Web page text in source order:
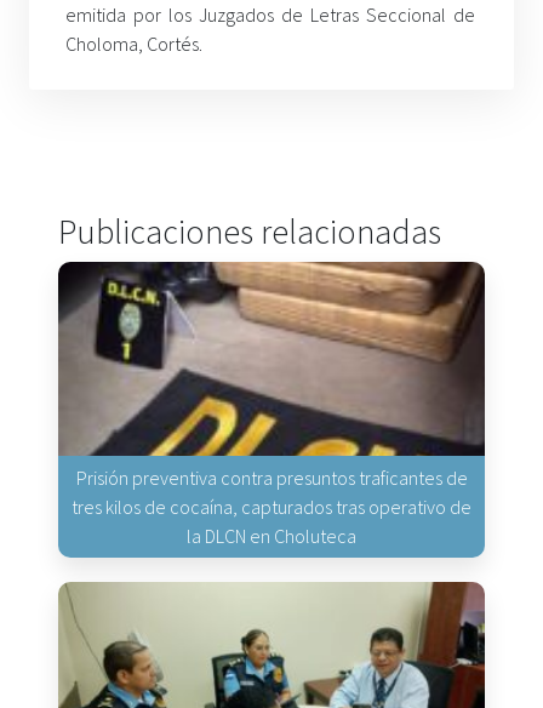
emitida por los Juzgados de Letras Seccional de
Choloma, Cortés.
Publicaciones relacionadas
Prisión preventiva contra presuntos traficantes de
tres kilos de cocaína, capturados tras operativo de
la DLCN en Choluteca